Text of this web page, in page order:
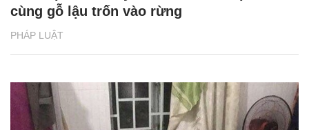
PHÁP LUẬT
cùng gỗ lậu trốn vào rừng